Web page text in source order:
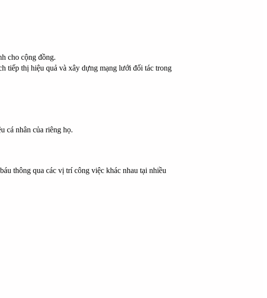
cho cộng đồng.
tiếp thị hiệu quả và xây dựng mạng lưới đối tác trong
cá nhân của riêng họ.
thông qua các vị trí công việc khác nhau tại nhiều